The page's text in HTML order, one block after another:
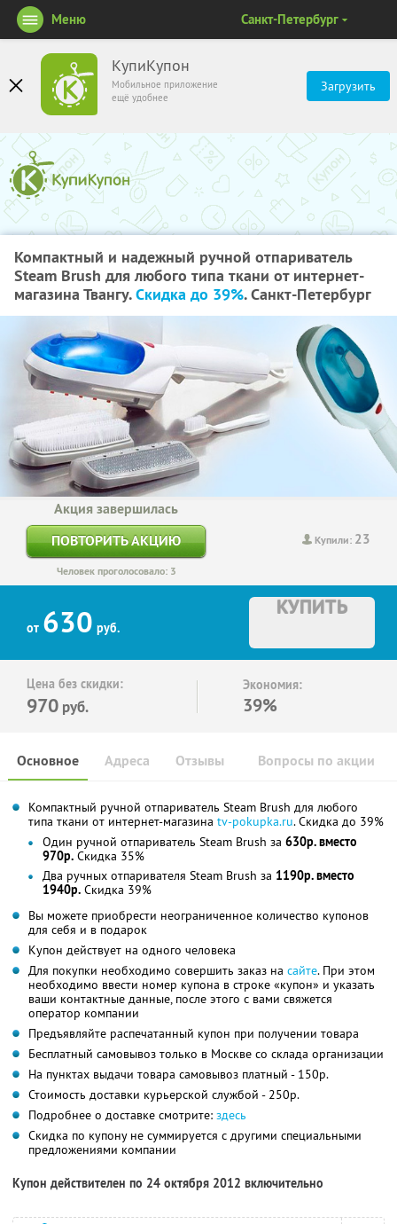
КупиКупон
Мобильное приложение
ещё удобнее
Загрузить
Меню Санкт-Петербург
Компактный и надежный ручной отпариватель
Steam Brush для любого типа ткани от интернет-
магазина Твангу.Скидка до 39%. Санкт-Петербург
Купили: 23
Акция завершилась
ПОВТОРИТЬ АКЦИЮ
Человек проголосовало: 3
от 630 руб.
КУПИТЬ
Цена без скидки:
970 руб.
Экономия:
39%
Основное Отзывы Вопросы по акции
Адреса
Компактный ручной отпариватель Steam Brush для любого
типа ткани от интернет-магазина tv-pokupka.ru. Скидка до 39%
Один ручной отпариватель Steam Brush за 630р. вместо
970р. Скидка 35%
Два ручных отпаривателя Steam Brush за 1190р. вместо
1940р. Скидка 39%
Вы можете приобрести неограниченное количество купонов
для себя и в подарок
Купон действует на одного человека
Для покупки необходимо совершить заказ на сайте. При этом
необходимо ввести номер купона в строке «купон» и указать
ваши контактные данные, после этого с вами свяжется
оператор компании
Предъявляйте распечатанный купон при получении товара
Бесплатный самовывоз только в Москве со склада организации
На пунктах выдачи товара самовывоз платный - 150р.
Стоимость доставки курьерской службой - 250р.
Подробнее о доставке смотрите: здесь
Скидка по купону не суммируется с другими специальными
предложениями компании
Купон действителен по 24 октября 2012 включительно